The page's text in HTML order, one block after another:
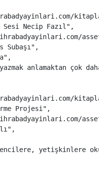
Sesi Necip Fazıl " ,
Subaşı " ,
" ,
anlamaktan çok
Projesi " ,
" ,
yetişkinlere